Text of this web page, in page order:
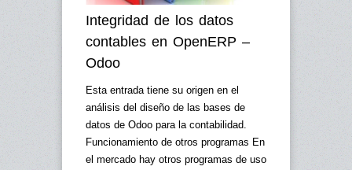
Integridad de los datos
contables en OpenERP –
Odoo
Esta entrada tiene su origen en el
análisis del diseño de las bases de
datos de Odoo para la contabilidad.
Funcionamiento de otros programas En
el mercado hay otros programas de uso